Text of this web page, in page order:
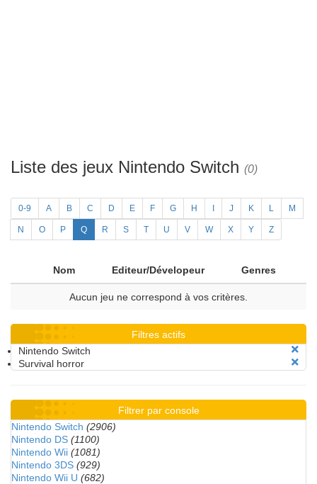
Liste des jeux Nintendo Switch (0)
0-9 A B C D E F G H J K L M
N O P Q R S T U V W X Y Z
Nom Editeur/Dévelopeur Genres
Aucun jeu ne correspond à vos critères.
Filtres actifs
Nintendo Switch
Survival horror
Filtrer par console
Nintendo Switch (2906)
Nintendo DS (1100)
Nintendo Wii (1081)
Nintendo 3DS (929)
Nintendo Wii U (682)